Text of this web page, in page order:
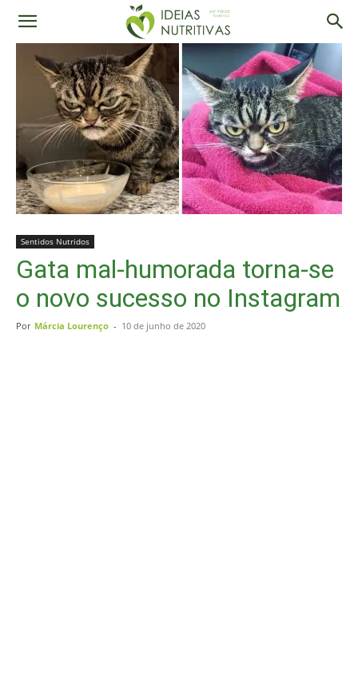
Sentidos Nutridos
Gata mal-humorada torna-se
o novo sucesso no Instagram
Por Márcia Lourenço - 10 de junho de 2020